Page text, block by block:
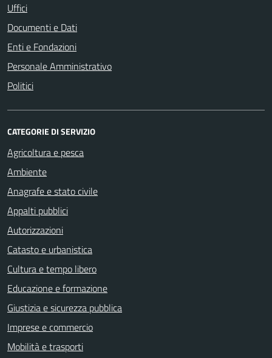
Uffici
Documenti e Dati
Enti e Fondazioni
Personale Amministrativo
Politici
CATEGORIE DI SERVIZIO
Agricoltura e pesca
Ambiente
Anagrafe e stato civile
Appalti pubblici
Autorizzazioni
Catasto e urbanistica
Cultura e tempo libero
Educazione e formazione
Giustizia e sicurezza pubblica
Imprese e commercio
Mobilità e trasporti